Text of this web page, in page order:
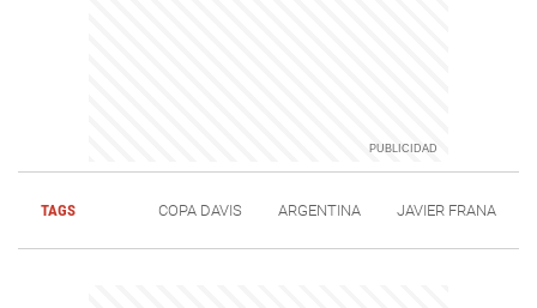
TAGS COPA DAVIS ARGENTINA JAVIER FRANA